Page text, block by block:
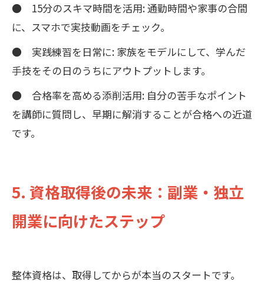
● 15分のスキマ時間を活用: 通勤時間や家事の合間
に、スマホで実技動画をチェック。
● 実践練習を日常に: 家族をモデルにして、学んだ
手技をその日のうちにアウトプットします。
● 合格率を高める添削活用: 自分の苦手なポイント
を講師に質問し、早期に解消することが合格への近道
です。
5. 資格取得後の未来：副業・独立
開業に向けたステップ
整体資格は、取得してからが本当のスタートです。